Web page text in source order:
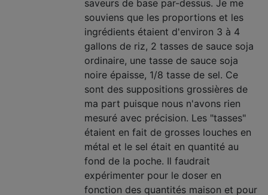
saveurs de base par-dessus. Je me
souviens que les proportions et les
ingrédients étaient d'environ 3 à 4
gallons de riz, 2 tasses de sauce soja
ordinaire, une tasse de sauce soja
noire épaisse, 1/8 tasse de sel. Ce
sont des suppositions grossières de
ma part puisque nous n'avons rien
mesuré avec précision. Les "tasses"
étaient en fait de grosses louches en
métal et le sel était en quantité au
fond de la poche. Il faudrait
expérimenter pour le doser en
fonction des quantités maison et pour